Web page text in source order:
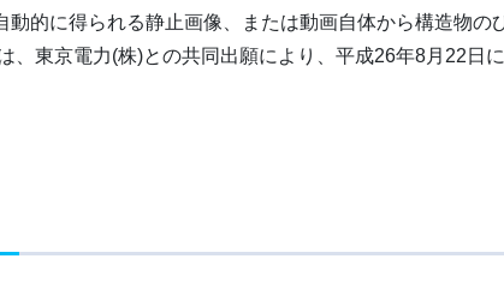
動的に得られる静止画像、または動画自体から構造物
、東京電力(株)との共同出願により、平成26年8月22日